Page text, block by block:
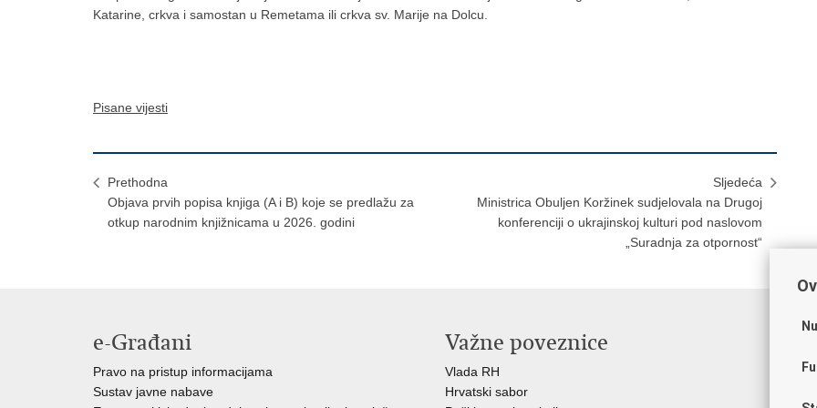
Katarine, crkva i samostan u Remetama ili crkva sv. Marije na Dolcu.
Pisane vijesti
Prethodna
Objava prvih popisa knjiga (A i B) koje se predlažu za
otkup narodnim knjižnicama u 2026. godini
Sljedeća
Ministrica Obuljen Koržinek sudjelovala na Drugoj
konferenciji o ukrajinskoj kulturi pod naslovom
„Suradnja za otpornost“
e-Građani
Pravo na pristup informacijama
Sustav javne nabave
Važne poveznice
Vlada RH
Hrvatski sabor